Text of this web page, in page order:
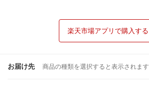
楽天市場アプリで購入する
お届け先 商品の種類を選択すると表示されます